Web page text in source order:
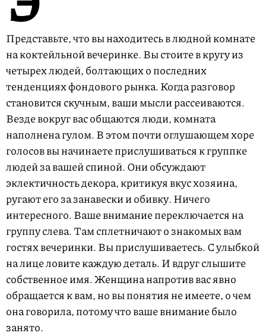
Представьте, что вы находитесь в людной комнате
на коктейльной вечеринке. Вы стоите в кругу из
четырех людей, болтающих о последних
тенденциях фондового рынка. Когда разговор
становится скучным, ваши мысли рассеиваются.
Везде вокруг вас общаются люди, комната
наполнена гулом. В этом почти оглушающем хоре
голосов вы начинаете прислушиваться к группке
людей за вашей спиной. Они обсуждают
эклектичность декора, критикуя вкус хозяина,
ругают его за занавески и обивку. Ничего
интересного. Ваше внимание переключается на
группу слева. Там сплетничают о знакомых вам
гостях вечеринки. Вы прислушиваетесь. С улыбкой
на лице ловите каждую деталь. И вдруг слышите
собственное имя. Женщина напротив вас явно
обращается к вам, но вы понятия не имеете, о чем
она говорила, потому что ваше внимание было
занято.